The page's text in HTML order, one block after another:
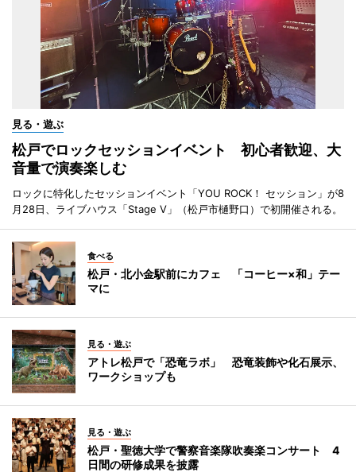
見る・遊ぶ
松戸でロックセッションイベント 初心者歓迎、大
音量で演奏楽しむ
ロックに特化したセッションイベント「YOU ROCK！ セッション」が8
月28日、ライブハウス「Stage V」（松戸市樋野口）で初開催される。
食べる
松戸・北小金駅前にカフェ 「コーヒー×和」テー
マに
見る・遊ぶ
アトレ松戸で「恐竜ラボ」 恐竜装飾や化石展示、
ワークショップも
見る・遊ぶ
松戸・聖徳大学で警察音楽隊吹奏楽コンサート 4
日間の研修成果を披露